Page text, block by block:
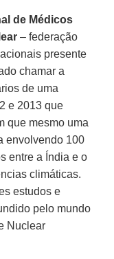
de Médicos
– federação
presente
chamar a
de uma
e 2013 que
que mesmo uma
envolvendo 100
entre a Índia e o
climáticas.
estudos e
pelo mundo
Nuclear